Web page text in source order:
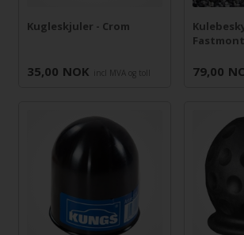
Kugleskjuler - Crom
35,00 NOK incl MVA og toll 79,00